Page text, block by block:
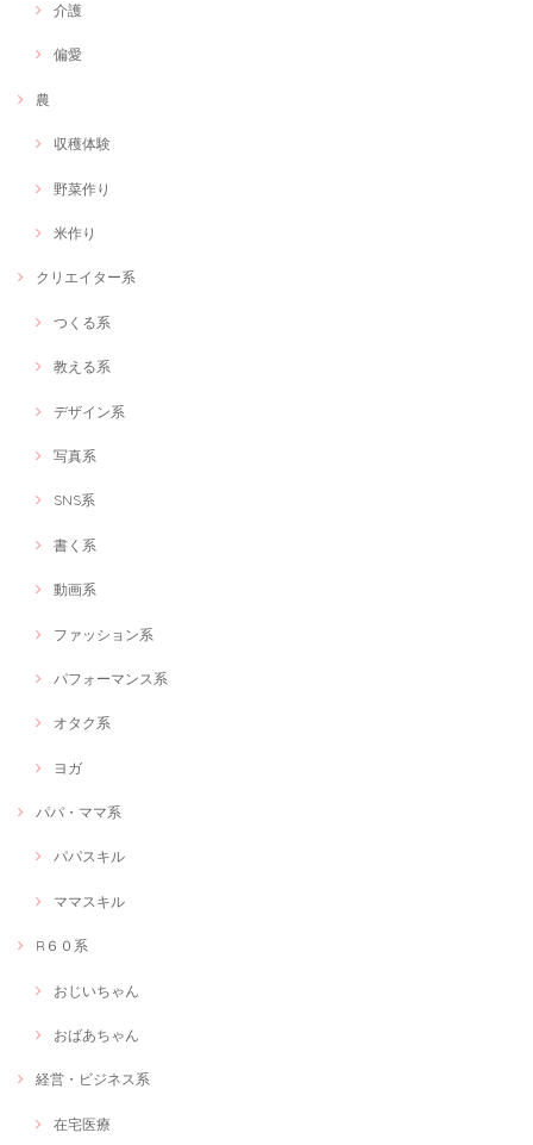
介護
偏愛
農
収穫体験
野菜作り
米作り
クリエイター系
つくる系
教える系
デザイン系
写真系
SNS系
書く系
動画系
ファッション系
パフォーマンス系
オタク系
ヨガ
パパ・ママ系
パパスキル
ママスキル
R６０系
おじいちゃん
おばあちゃん
経営・ビジネス系
在宅医療